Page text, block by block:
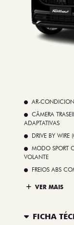
AR-
CÂMERA
ADAPTATIVAS
DRIVE BY WIRE
MODO SPORT
VOLANTE
FREIOS ABS
VER MAIS
FICHA